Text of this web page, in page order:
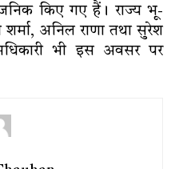
किए गए हैं। राज्य भू-
शर्मा, अनिल राणा तथा सुरेश
भी इस अवसर पर